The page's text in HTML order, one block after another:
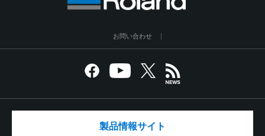
お問い合わせ
製品情報サイト